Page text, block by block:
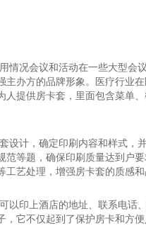
情况会议和活动在一些大型会
办方的品牌形象。医疗行业
提供房卡套，里面包含菜单
设计，确定印刷内容和样式，
等题，确保印刷质量达到户
艺处理，增强房卡套的质感和
以印上酒店的地址、联系电话
它不仅起到了保护房卡和方